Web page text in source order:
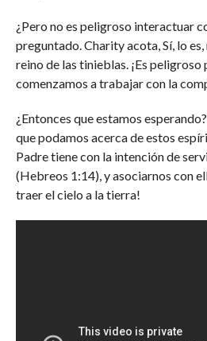
¿Pero no es peligroso interactuar
preguntado. Charity acota, Sí, lo
reino de las tinieblas. ¡Es peligroso
comenzamos a trabajar con la
¿Entonces que estamos
que podamos acerca de estos
Padre tiene con la intención de
(Hebreos 1:14), y asociarnos con
traer el cielo a la tierra!